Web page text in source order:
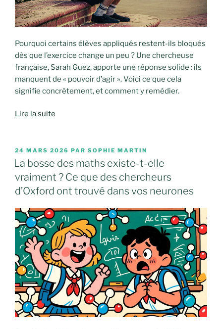
Pourquoi certains élèves appliqués restent-ils bloqués
dès que l’exercice change un peu ? Une chercheuse
française, Sarah Guez, apporte une réponse solide : ils
manquent de « pouvoir d’agir ». Voici ce que cela
signifie concrètement, et comment y remédier.
Lire la suite
PUBLIÉ
LE
24 MARS 2026 PAR SOPHIE MARTIN
La bosse des maths existe-t-elle
vraiment ? Ce que des chercheurs
d’Oxford ont trouvé dans vos neurones